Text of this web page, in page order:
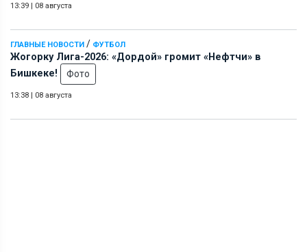
13:39 | 08 августа
ГЛАВНЫЕ НОВОСТИ / ФУТБОЛ
Жогорку Лига-2026: «Дордой» громит «Нефтчи» в
Бишкеке!
Фото
13:38 | 08 августа